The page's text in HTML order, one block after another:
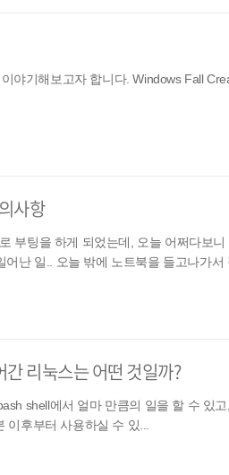
야기해보고자 합니다. Windows Fall
사항
부팅을 하게 되었는데, 오늘 어쩌다보
난 일.. 오늘 밖에 노트북을 들고나가서
리눅스는 어떤 것일까?
shell에서 얼마 만큼의 일을 할 수 있
후부터 사용하실 수 있...